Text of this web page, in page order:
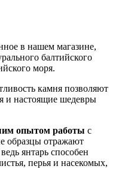
в нашем магазине,
балтийского
моря.
камня позволяют
и настоящие шедевры
опытом работы с
образцы отражают
янтарь способен
перья и насекомых,